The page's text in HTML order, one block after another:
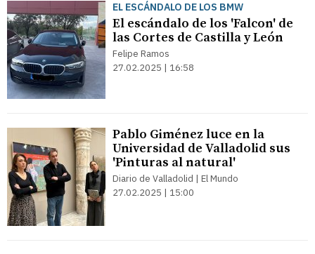
EL ESCÁNDALO DE LOS BMW
El escándalo de los 'Falcon' de
las Cortes de Castilla y León
Felipe Ramos
27.02.2025 | 16:58
Pablo Giménez luce en la
Universidad de Valladolid sus
'Pinturas al natural'
Diario de Valladolid | El Mundo
27.02.2025 | 15:00